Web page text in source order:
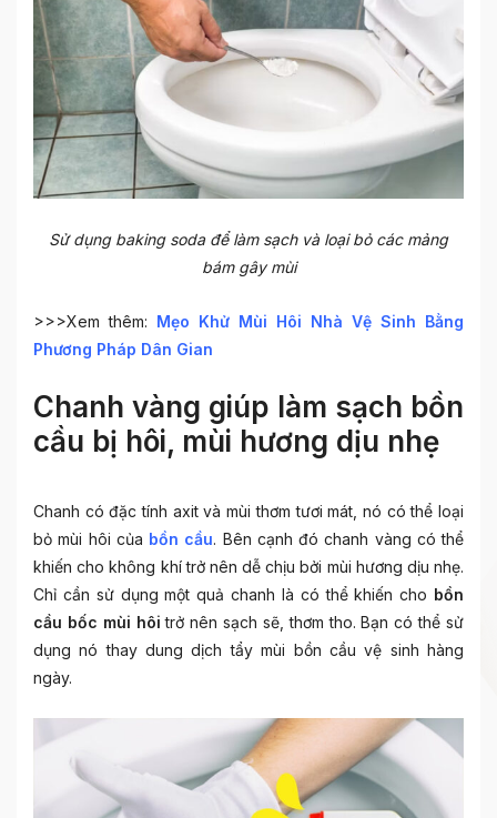
Sử dụng baking soda để làm sạch và loại bỏ các mảng
bám gây mùi
>>>Xem thêm: Mẹo Khử Mùi Hôi Nhà Vệ Sinh Bằng
Phương Pháp Dân Gian
Chanh vàng giúp làm sạch bồn
cầu bị hôi, mùi hương dịu nhẹ
Chanh có đặc tính axit và mùi thơm tươi mát, nó có thể loại
bỏ mùi hôi của bồn cầu. Bên cạnh đó chanh vàng có thể
khiến cho không khí trở nên dễ chịu bởi mùi hương dịu nhẹ.
Chỉ cần sử dụng một quả chanh là có thể khiến cho bồn
cầu bốc mùi hôitrở nên sạch sẽ, thơm tho. Bạn có thể sử
dụng nó thay dung dịch tẩy mùi bồn cầu vệ sinh hàng
ngày.